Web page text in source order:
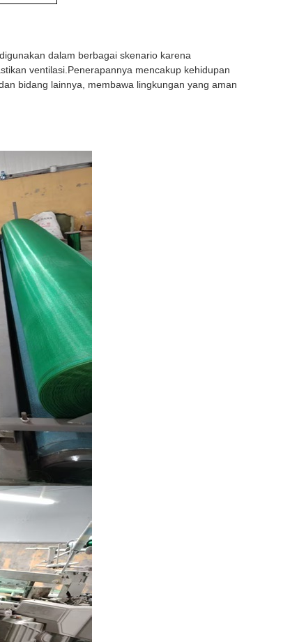
dalam berbagai skenario karena
ventilasi.Penerapannya mencakup kehidupan
bidang lainnya, membawa lingkungan yang aman